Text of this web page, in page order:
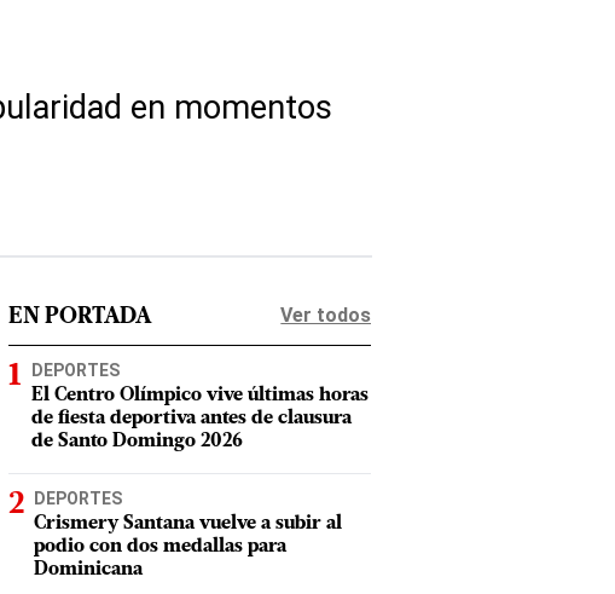
en momentos
EN PORTADA Ver todos
DEPORTES
El Centro Olímpico vive últimas horas
de fiesta deportiva antes de clausura
de Santo Domingo 2026
DEPORTES
Crismery Santana vuelve a subir al
podio con dos medallas para
Dominicana